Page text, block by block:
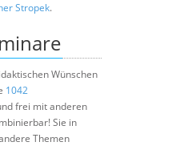
Stropek.
Wünschen
1042
frei mit anderen
Sie in
Themen